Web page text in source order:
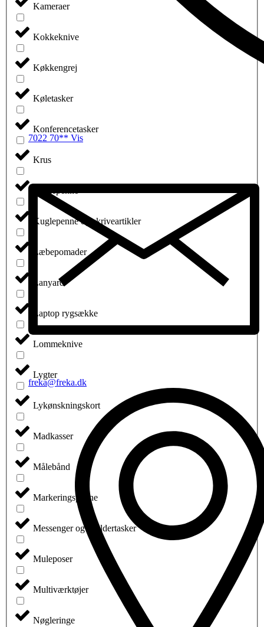
Kameraer
Kokkeknive
Køkkengrej
Køletasker
Konferencetasker
Krus
Kuglepenne og skriveartikler
Læbepomader
Lanyard
Laptop rygsække
Lommeknive
Lygter
Lykønskningskort
Madkasser
Målebånd
Markeringspenne
Messenger og skuldertasker
Muleposer
Multiværktøjer
Nøgleringe
7022 70** Vis
freka@freka.dk